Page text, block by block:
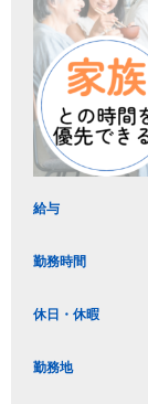
給与
勤務時間
休日・休暇
勤務地